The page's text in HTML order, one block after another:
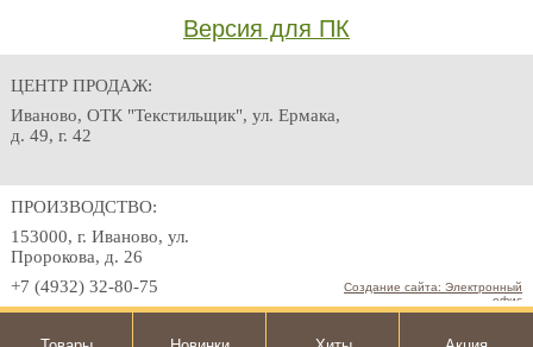
Версия для ПК
ЦЕНТР ПРОДАЖ:
Иваново, ОТК "Текстильщик", ул. Ермака,
д. 49, г. 42
ПРОИЗВОДСТВО:
153000, г. Иваново, ул.
Пророкова, д. 26
+7 (4932) 32-80-75
Создание сайта: Электронный
офис